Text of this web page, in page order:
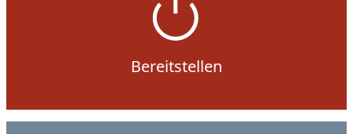
Bereitstellen